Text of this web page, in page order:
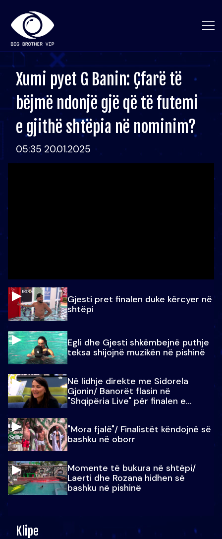
Xumi pyet G Banin: Çfarë të
bëjmë ndonjë gjë që të futemi
e gjithë shtëpia në nominim?
05:35 20.01.2025
Gjesti pret finalen duke kërcyer në
shtëpi
Egli dhe Gjesti shkëmbejnë puthje
teksa shijojnë muzikën në pishinë
Në lidhje direkte me Sidorela
Gjonin/ Banorët flasin në
"Shqipëria Live" për finalen e
"Mora fjalë"/ Finalistët këndojnë së
bashku në oborr
Momente të bukura në shtëpi/
Laerti dhe Rozana hidhen së
bashku në pishinë
Klipe